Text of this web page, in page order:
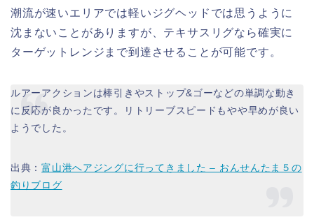
潮流が速いエリアでは軽いジグヘッドでは思うように
沈まないことがありますが、テキサスリグなら確実に
ターゲットレンジまで到達させることが可能です。
ルアーアクションは棒引きやストップ&ゴーなどの単調な動き
に反応が良かったです。リトリーブスピードもやや早めが良い
ようでした。
出典：富山港へアジングに行ってきました – おんせんたま５の
釣りブログ